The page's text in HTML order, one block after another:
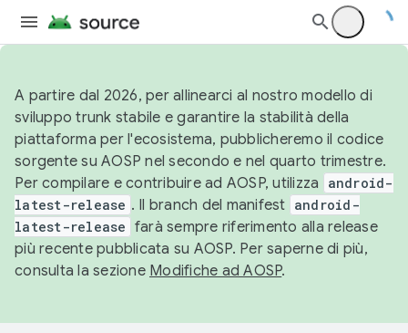
A partire dal 2026, per allinearci al nostro modello di
sviluppo trunk stabile e garantire la stabilità della
piattaforma per l'ecosistema, pubblicheremo il codice
sorgente su AOSP nel secondo e nel quarto trimestre.
Per compilare e contribuire ad AOSP, utilizza
android-
latest-release . Il branch del manifest android-
latest-release farà sempre riferimento alla release
più recente pubblicata su AOSP. Per saperne di più,
consulta la sezione Modifiche ad AOSP.